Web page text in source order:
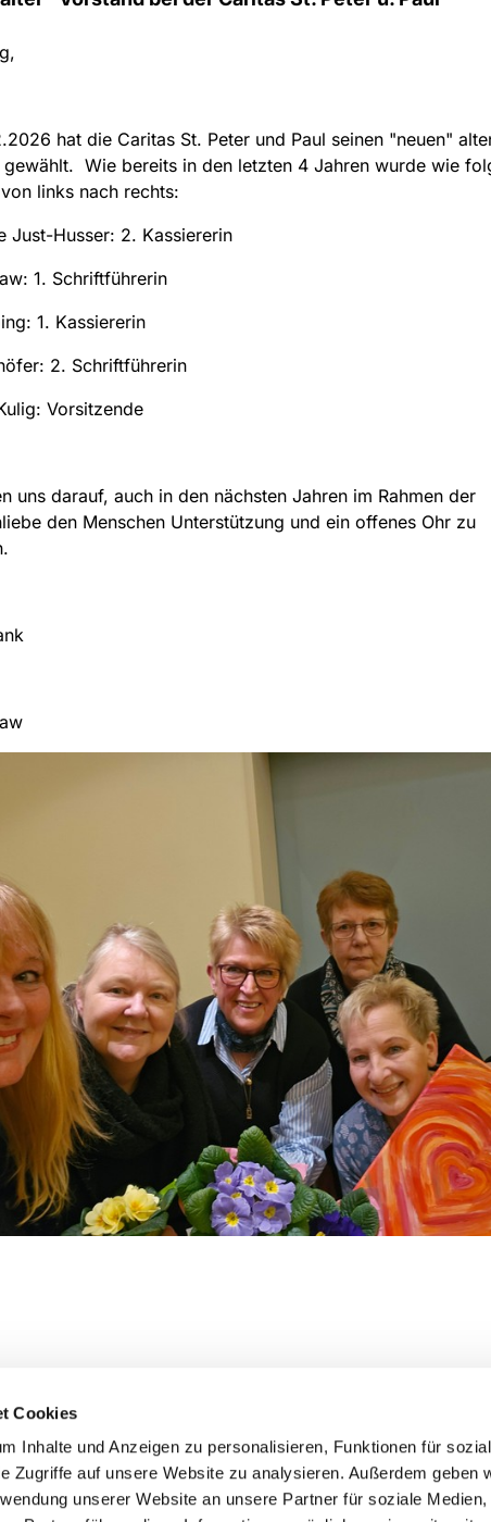
Cookies
Inhalte und Anzeigen zu personalisieren, Funktionen für
Zugriffe auf unsere Website zu analysieren. Außerdem geben
unserer Website an unsere Partner für soziale Medien,
hat die Caritas St. Peter und Paul seinen "neuen"
gewählt. Wie bereits in den letzten 4 Jahren wurde wie
links nach rechts:
Just-Husser: 2. Kassiererin
1. Schriftführerin
1. Kassiererin
2. Schriftführerin
Vorsitzende
uns darauf, auch in den nächsten Jahren im Rahmen der
den Menschen Unterstützung und ein offenes Ohr zu